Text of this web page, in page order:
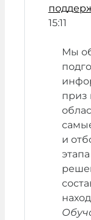
15:11
Мы
приз
и